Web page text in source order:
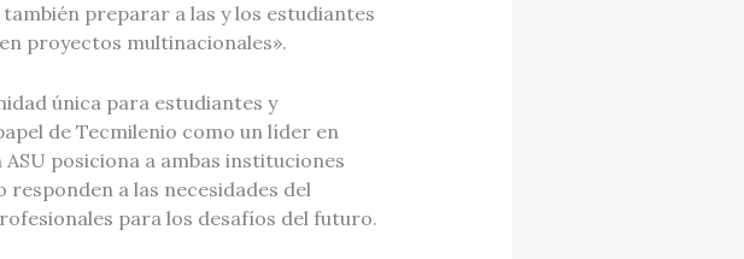
preparar a las y los estudiantes
proyectos multinacionales»​.
única para estudiantes y
de Tecmilenio como un líder en
posiciona a ambas instituciones
a las necesidades del
para los desafíos del futuro.